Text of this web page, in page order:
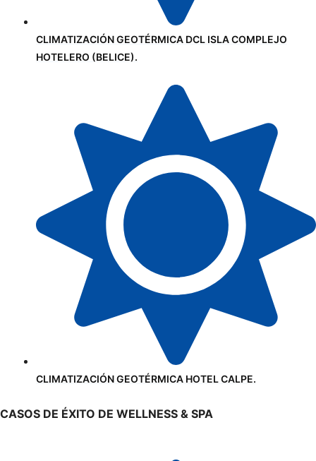
CLIMATIZACIÓN GEOTÉRMICA DCL ISLA COMPLEJO
HOTELERO (BELICE).
CLIMATIZACIÓN GEOTÉRMICA HOTEL CALPE.
CASOS DE ÉXITO DE WELLNESS & SPA